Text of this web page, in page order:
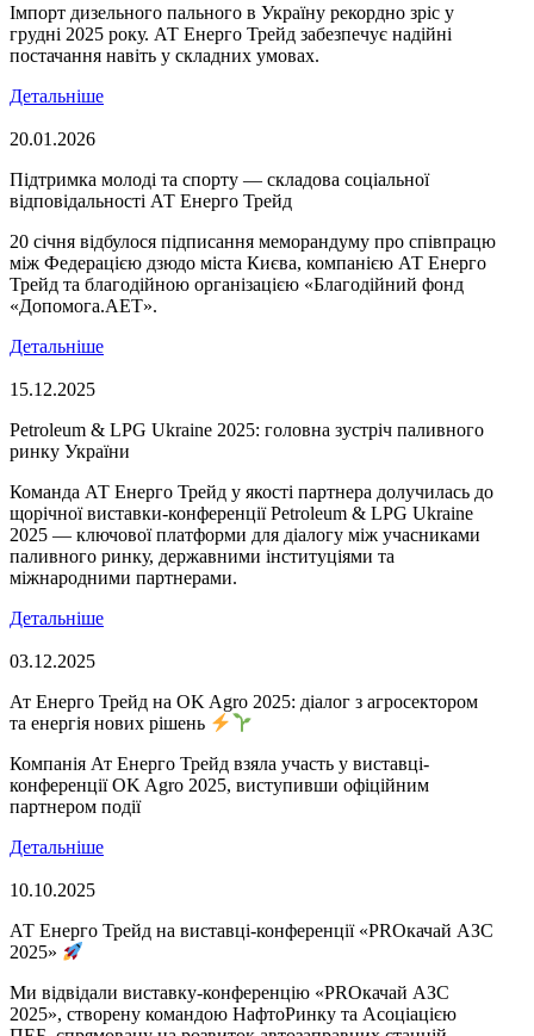
Імпорт дизельного пального в Україну рекордно зріс у
грудні 2025 року. АТ Енерго Трейд забезпечує надійні
постачання навіть у складних умовах.
Детальніше
20.01.2026
Підтримка молоді та спорту — складова соціальної
відповідальності АТ Енерго Трейд
20 січня відбулося підписання меморандуму про співпрацю
між Федерацією дзюдо міста Києва, компанією АТ Енерго
Трейд та благодійною організацією «Благодійний фонд
«Допомога.AET».
Детальніше
15.12.2025
Petroleum & LPG Ukraine 2025: головна зустріч паливного
ринку України
Команда АТ Енерго Трейд у якості партнера долучилась до
щорічної виставки-конференції Petroleum & LPG Ukraine
2025 — ключової платформи для діалогу між учасниками
паливного ринку, державними інституціями та
міжнародними партнерами.
Детальніше
03.12.2025
Ат Енерго Трейд на OK Agro 2025: діалог з агросектором
та енергія нових рішень
Компанія Ат Енерго Трейд взяла участь у виставці-
конференції OK Agro 2025, виступивши офіційним
партнером події
Детальніше
10.10.2025
АТ Енерго Трейд на виставці-конференції «PROкачай АЗС
2025»
Ми відвідали виставку-конференцію «PROкачай АЗС
2025», створену командою НафтоРинку та Асоціацією